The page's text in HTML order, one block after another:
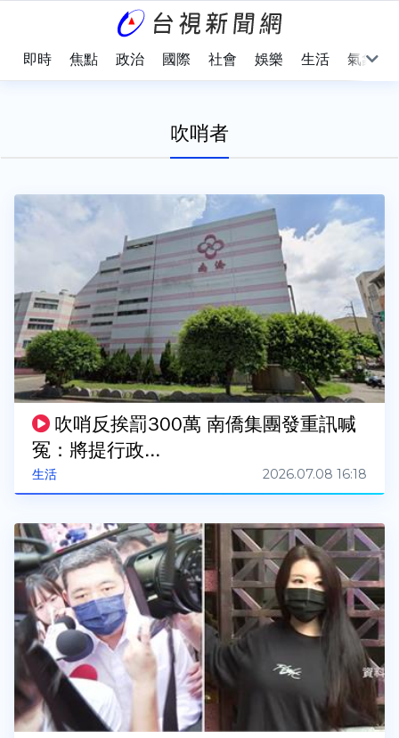
即時 焦點 政治 國際 社會 娛樂 生活 氣象
吹哨者
生活
吹哨反挨罰300萬 南僑集團發重訊喊
冤：將提行政...
2026.07.08 16:18